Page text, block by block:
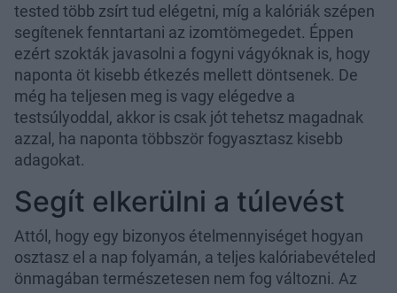
tested több zsírt tud elégetni, míg a kalóriák szépen
segítenek fenntartani az izomtömegedet. Éppen
ezért szokták javasolni a fogyni vágyóknak is, hogy
naponta öt kisebb étkezés mellett döntsenek. De
még ha teljesen meg is vagy elégedve a
testsúlyoddal, akkor is csak jót tehetsz magadnak
azzal, ha naponta többször fogyasztasz kisebb
adagokat.
Segít elkerülni a túlevést
Attól, hogy egy bizonyos ételmennyiséget hogyan
osztasz el a nap folyamán, a teljes kalóriabevételed
önmagában természetesen nem fog változni. Az